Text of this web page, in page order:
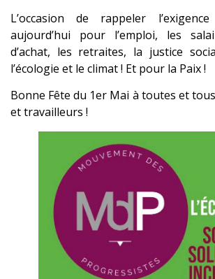
L’occasion de rappeler
aujourd’hui pour l’emploi, les
d’achat, les retraites, la justice
l’écologie et le climat ! Et pour la Paix !
Bonne Fête du 1er Mai à toutes et
et travailleurs !